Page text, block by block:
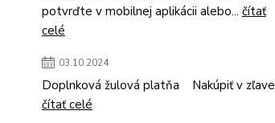
potvrďte v mobilnej aplikácii alebo... čítať
celé
03.10.2024
Doplnková žulová platňa Nakúpiť v zľave
čítať celé